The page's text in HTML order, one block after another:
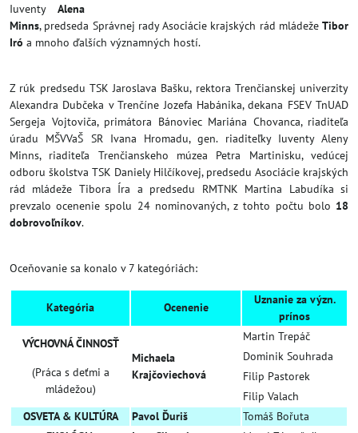
Iuventy Alena
Minns, predseda Správnej rady Asociácie krajských rád mládeže Tibor
Iró a mnoho ďalších významných hostí.
Z rúk predsedu TSK Jaroslava Bašku, rektora Trenčianskej univerzity
Alexandra Dubčeka v Trenčíne Jozefa Habánika, dekana FSEV TnUAD
Sergeja Vojtoviča, primátora Bánoviec Mariána Chovanca, riaditeľa
úradu MŠVVaŠ SR Ivana Hromadu, gen. riaditeľky Iuventy Aleny
Minns, riaditeľa Trenčianskeho múzea Petra Martinisku, vedúcej
odboru školstva TSK Daniely Hilčíkovej, predsedu Asociácie krajských
rád mládeže Tibora Íra a predsedu RMTNK Martina Labudíka si
prevzalo ocenenie spolu 24 nominovaných, z tohto počtu bolo 18
dobrovoľníkov.
Oceňovanie sa konalo v 7 kategóriách:
Kategória Ocenenie
Uznanie za význ.
prínos
VÝCHOVNÁ ČINNOSŤ
(Práca s deťmi a
mládežou)
Michaela
Krajčoviechová
Martin Trepáč
Dominik Souhrada
Filip Pastorek
Filip Valach
OSVETA & KULTÚRA
Pavol Ďuriš
Tomáš Bořuta